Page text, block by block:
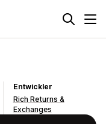
Entwickler
Rich Returns &
Exchanges